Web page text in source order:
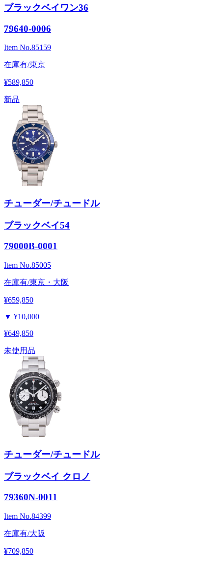
ブラックベイワン36
79640-0006
Item No.85159
在庫有/東京
¥589,850
新品
チューダー/チュードル
ブラックベイ54
79000B-0001
Item No.85005
在庫有/東京・大阪
¥659,850
▼ ¥10,000
¥649,850
未使用品
チューダー/チュードル
ブラックベイ クロノ
79360N-0011
Item No.84399
在庫有/大阪
¥709,850